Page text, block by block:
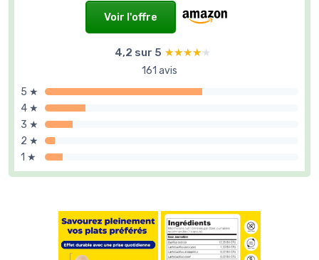
Voir l'offre
4,2 sur 5 ★★★★★
★★★★★
161 avis
5 ★
4 ★
3 ★
2 ★
1 ★